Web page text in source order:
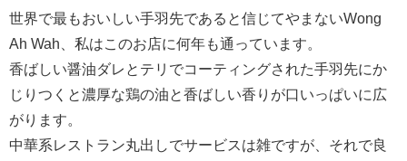
世界で最もおいしい手羽先であると信じてやまないWong
Ah Wah、私はこのお店に何年も通っています。
香ばしい醤油ダレとテリでコーティングされた手羽先にか
じりつくと濃厚な鶏の油と香ばしい香りが口いっぱいに広
がります。
中華系レストラン丸出しでサービスは雑ですが、それで良